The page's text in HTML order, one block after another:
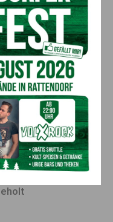
Das Rote Kreuz schenkt
Weihnachtsfreude
Chorleitung:
Gold für Herwig
heute gespielt –